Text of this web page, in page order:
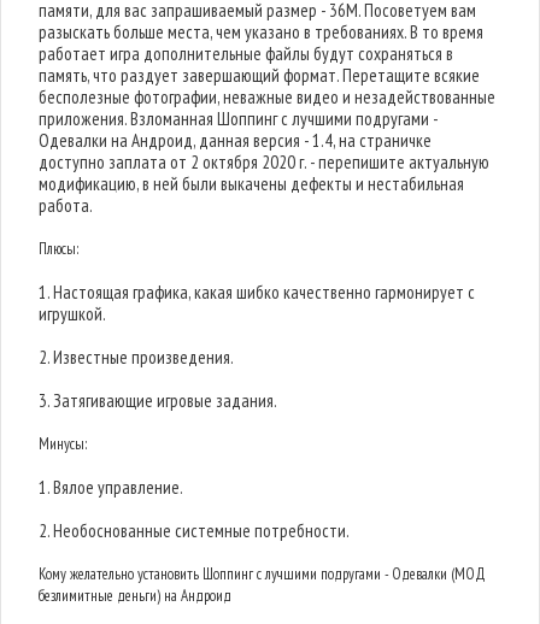
памяти, для вас запрашиваемый размер - 36M. Посоветуем вам
разыскать больше места, чем указано в требованиях. В то время
работает игра дополнительные файлы будут сохраняться в
память, что раздует завершающий формат. Перетащите всякие
бесполезные фотографии, неважные видео и незадействованные
приложения. Взломанная Шоппинг с лучшими подругами -
Одевалки на Андроид, данная версия - 1.4, на страничке
доступно заплата от 2 октября 2020 г. - перепишите актуальную
модификацию, в ней были выкачены дефекты и нестабильная
работа.
Плюсы:
1. Настоящая графика, какая шибко качественно гармонирует с
игрушкой.
2. Известные произведения.
3. Затягивающие игровые задания.
Минусы:
1. Вялое управление.
2. Необоснованные системные потребности.
Кому желательно установить Шоппинг с лучшими подругами - Одевалки (МОД
безлимитные деньги) на Андроид